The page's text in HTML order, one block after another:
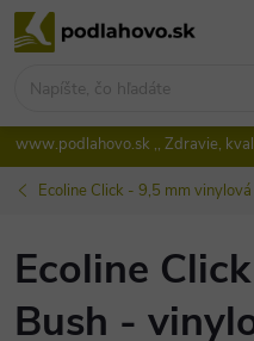
Prejsť
na
www.podlahovo.sk ,, Zdravie,
Ecoline Click - 9,5 mm
Ecoline
Bush -